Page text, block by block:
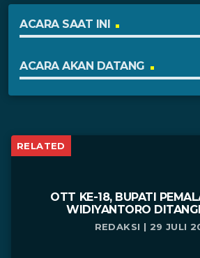
ACARA SAAT INI
ACARA AKAN DATANG
RELATED
OTT KE-18, BUPATI
WIDIYANTORO
REDAKSI | 29 JULI